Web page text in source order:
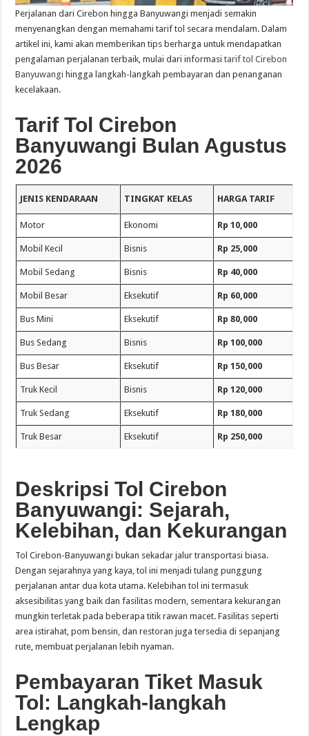
Perjalanan dari Cirebon hingga Banyuwangi menjadi semakin
menyenangkan dengan memahami tarif tol secara mendalam. Dalam
artikel ini, kami akan memberikan tips berharga untuk mendapatkan
pengalaman perjalanan terbaik, mulai dari informasitarif tol Cirebon
Banyuwangi hingga langkah-langkah pembayaran dan penanganan
kecelakaan.
Tarif Tol Cirebon
Banyuwangi Bulan Agustus
2026
JENIS KENDARAAN TINGKAT KELAS HARGA TARIF
Motor Ekonomi Rp 10,000
Mobil Kecil Bisnis Rp 25,000
Mobil Sedang Bisnis Rp 40,000
Mobil Besar Eksekutif Rp 60,000
Bus Mini Eksekutif Rp 80,000
Bus Sedang Bisnis Rp 100,000
Bus Besar Eksekutif Rp 150,000
Truk Kecil Bisnis Rp 120,000
Truk Sedang Eksekutif Rp 180,000
Truk Besar Eksekutif Rp 250,000
Deskripsi Tol Cirebon
Banyuwangi: Sejarah,
Kelebihan, dan Kekurangan
Tol Cirebon-Banyuwangi bukan sekadar jalur transportasi biasa.
Dengan sejarahnya yang kaya, tol ini menjadi tulang punggung
perjalanan antar dua kota utama. Kelebihan tol ini termasuk
aksesibilitas yang baik dan fasilitas modern, sementara kekurangan
mungkin terletak pada beberapa titik rawan macet. Fasilitas seperti
area istirahat, pom bensin, dan restoran juga tersedia di sepanjang
rute, membuat perjalanan lebih nyaman.
Pembayaran Tiket Masuk
Tol: Langkah-langkah
Lengkap